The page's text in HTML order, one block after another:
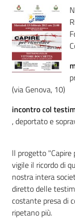
su
Assemblea
Attività
Argomenti
(via Genova, 10)
incontro col
, deportato e
ll progetto
vigile il ricordo di
nostra intera
diretto delle
costante presa di
ripetano più.